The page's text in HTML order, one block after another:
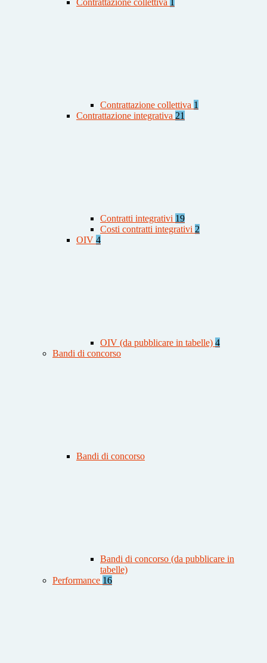
Contrattazione collettiva 1
Contrattazione collettiva 1
Contrattazione integrativa 21
Contratti integrativi 19
Costi contratti integrativi 2
OIV 4
OIV (da pubblicare in tabelle) 4
Bandi di concorso
Bandi di concorso
Bandi di concorso (da pubblicare in
tabelle)
Performance 16